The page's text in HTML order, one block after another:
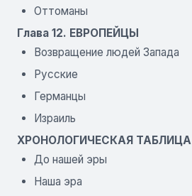
Оттоманы
Глава 12. ЕВРОПЕЙЦЫ
Возвращение людей Запада
Русские
Германцы
Израиль
ХРОНОЛОГИЧЕСКАЯ ТАБЛИЦА
До нашей эры
Наша эра